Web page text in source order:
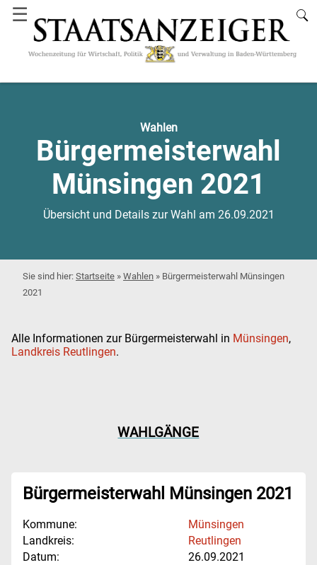
☰
Wahlen
Bürgermeisterwahl
Münsingen 2021
Übersicht und Details zur Wahl am 26.09.2021
Startseite » Wahlen » Bürgermeisterwahl Münsingen
2021
Alle Informationen zur Bürgermeisterwahl in Münsingen,
Landkreis Reutlingen.
WAHLGÄNGE
Bürgermeisterwahl Münsingen 2021
Kommune:
Münsingen
Landkreis:
Reutlingen
Datum:
26.09.2021